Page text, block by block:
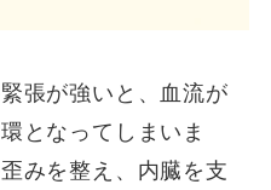
張が強いと、血流が
となってしまいま
みを整え、内臓を支